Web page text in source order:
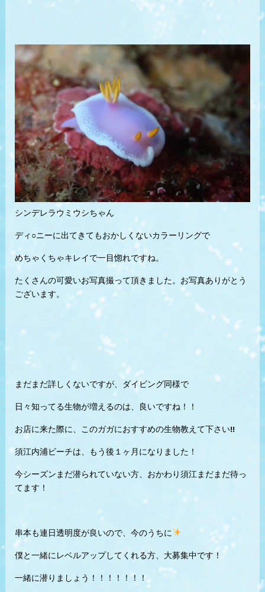
シンデレラウミウシちゃん
ディ○ニーに出てきてもおかしくないカラーリングで
めちゃくちゃキレイで一目惚れですね。
たくさんの可愛いお写真撮って頂きました。お写真ありがとう
ございます。
まだまだ詳しくないですが、ダイビング同様で
日々知ってる生物が増えるのは、良いですね！！
お店に来た際に、このガガにおすすめの生物教えて下さい!!
須江内浦ビーチは、もう後１ヶ月になりました！
今シーズンまだ潜られていない方、おかわり須江まだまだ待っ
てます！
串本も連日透明度が良いので、今のうちに
僕と一緒にレベルアップしてくれる方、大募集中です！
一緒に潜りましょう！！！！！！！